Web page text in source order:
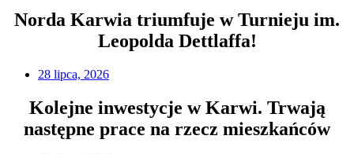
Norda Karwia triumfuje w Turnieju im.
Leopolda Dettlaffa!
28 lipca, 2026
Kolejne inwestycje w Karwi. Trwają
następne prace na rzecz mieszkańców